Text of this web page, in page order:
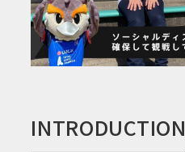
INTRODUCTION